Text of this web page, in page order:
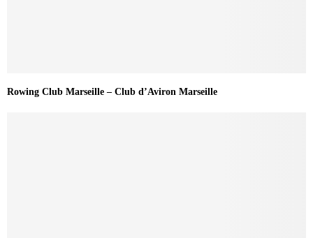
Rowing Club Marseille – Club d’Aviron Marseille